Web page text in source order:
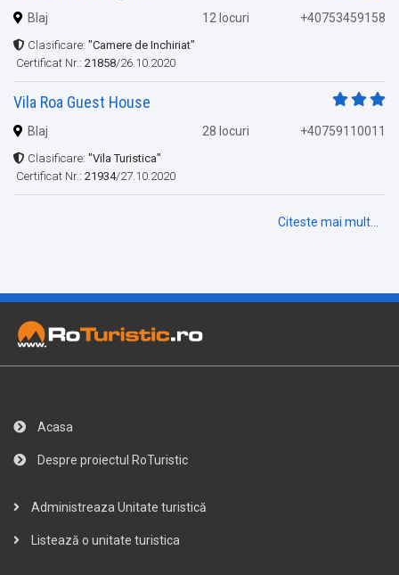
Blaj 12 locuri +40753459158
Clasificare: "Camere de Inchiriat"
Certificat Nr.: 21858/26.10.2020
Vila Roa Guest House
Blaj 28 locuri +40759110011
Clasificare: "Vila Turistica"
Certificat Nr.: 21934/27.10.2020
Citeste mai mult...
Acasa
Despre proiectul RoTuristic
Administreaza Unitate turistică
Listează o unitate turistica